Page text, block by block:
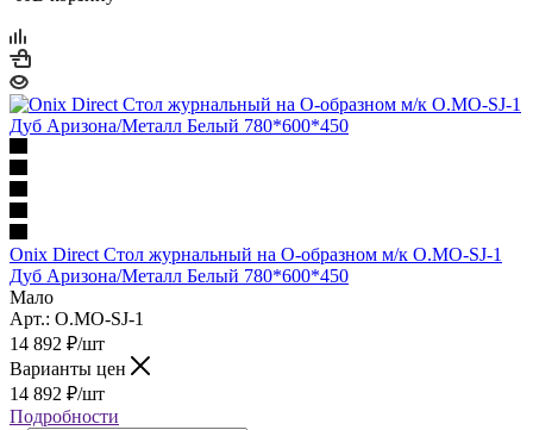
Onix Direct Стол журнальный на О-образном м/к O.MO-SJ-1
Дуб Аризона/Металл Белый 780*600*450
Мало
Арт.: O.MO-SJ-1
14 892 ₽/шт
Варианты цен
14 892 ₽/шт
Подробности